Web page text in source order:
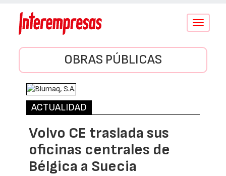
Conmutar
OBRAS PÚBLICAS
ACTUALIDAD
Volvo CE traslada sus
oficinas centrales de
Bélgica a Suecia